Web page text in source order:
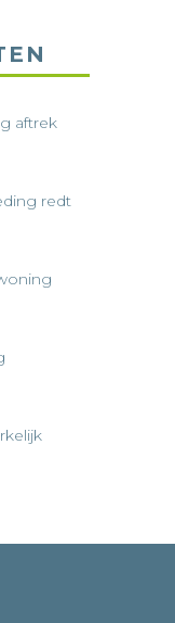
aftrek
redt